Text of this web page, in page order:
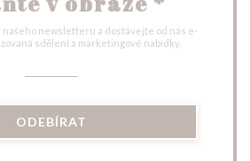
našeho newsletteru a dostávejte od nás e-
sdělení a marketingové nabídky.
ODEBÍRAT